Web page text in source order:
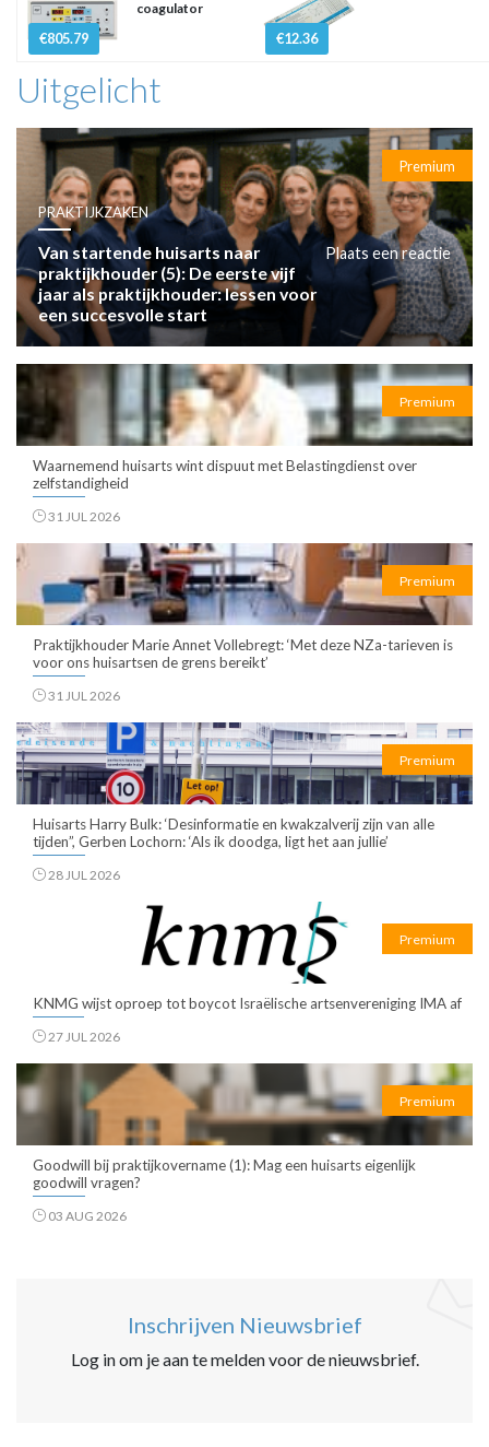
€805.79
coagulator
€12.36
Uitgelicht
Premium
PRAKTIJKZAKEN
Van startende huisarts naar
praktijkhouder (5): De eerste vijf
jaar als praktijkhouder: lessen voor
een succesvolle start
Plaats een reactie
Premium
Waarnemend huisarts wint dispuut met Belastingdienst over
zelfstandigheid
31 JUL 2026
Premium
Praktijkhouder Marie Annet Vollebregt: ‘Met deze NZa-tarieven is
voor ons huisartsen de grens bereikt’
31 JUL 2026
Premium
Huisarts Harry Bulk: ‘Desinformatie en kwakzalverij zijn van alle
tijden”, Gerben Lochorn: ‘Als ik doodga, ligt het aan jullie’
28 JUL 2026
Premium
KNMG wijst oproep tot boycot Israëlische artsenvereniging IMA af
27 JUL 2026
Premium
Goodwill bij praktijkovername (1): Mag een huisarts eigenlijk
goodwill vragen?
03 AUG 2026
Inschrijven Nieuwsbrief
Log in om je aan te melden voor de nieuwsbrief.